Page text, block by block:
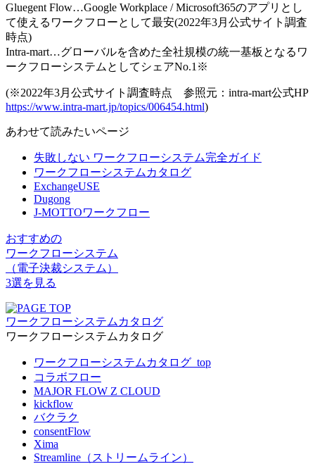
Gluegent Flow…Google Workplace / Microsoft365のアプリとし
て使えるワークフローとして最安(2022年3月公式サイト調査
時点)
Intra-mart…グローバルを含めた全社規模の統一基板となるワ
ークフローシステムとしてシェアNo.1※
(※2022年3月公式サイト調査時点 参照元：intra-mart公式HP
https://www.intra-mart.jp/topics/006454.html)
あわせて読みたいページ
失敗しない ワークフローシステム完全ガイド
ワークフローシステムカタログ
ExchangeUSE
Dugong
J-MOTTOワークフロー
おすすめの
ワークフローシステム
（電子決裁システム）
3選を見る
ワークフローシステムカタログ
ワークフローシステムカタログ
ワークフローシステムカタログ_top
コラボフロー
MAJOR FLOW Z CLOUD
kickflow
バクラク
consentFlow
Xima
Streamline（ストリームライン）